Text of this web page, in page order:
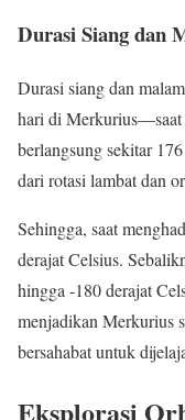
Durasi Siang dan
Durasi siang dan
hari di
berlangsung sekitar
dari rotasi lambat dan
Sehingga, saat
derajat Celsius.
hingga -180 derajat
menjadikan Merkurius
bersahabat untuk
Eksplorasi